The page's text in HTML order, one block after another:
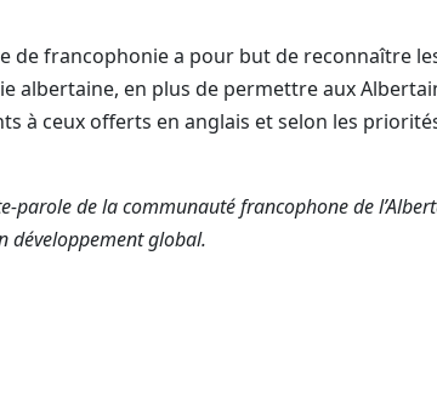
de francophonie a pour but de reconnaître
albertaine, en plus de permettre aux
à ceux offerts en anglais et selon les
parole de la communauté francophone de
développement global.